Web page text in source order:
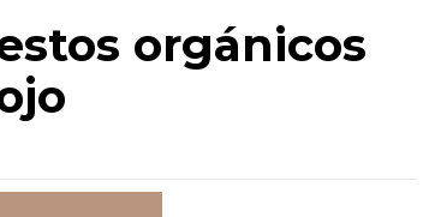
orgánicos